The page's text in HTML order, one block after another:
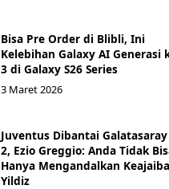
Bisa Pre Order di Blibli, Ini
Kelebihan Galaxy AI Generasi
3 di Galaxy S26 Series
3 Maret 2026
Juventus Dibantai Galatasaray
2, Ezio Greggio: Anda Tidak
Hanya Mengandalkan
Yildiz